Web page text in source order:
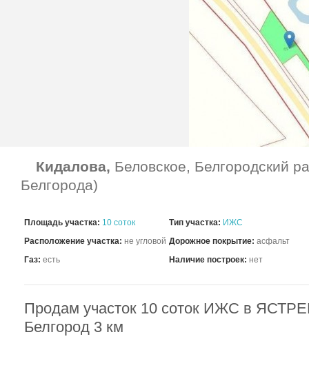
Кидалова, Беловское, Белгородский
Белгорода)
Площадь участка: 10 соток Тип участка: ИЖС
Расположение участка: не угловой Дорожное покрытие: асфальт
Газ: есть Наличие построек: нет
Продам участок 10 соток ИЖС в
Белгород 3 км